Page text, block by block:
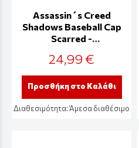
Assassin´s Creed
Shadows Baseball Cap
Scarred -
24,99 €
Προσθήκη στο Καλάθι
Διαθεσιμότητα:Άμεσα διαθέσιμο